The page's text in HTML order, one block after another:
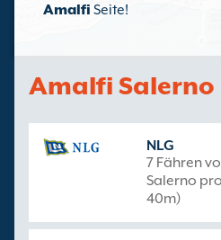
Amalfi Seite!
Amalfi Salerno
NLG
7 Fähren
Salerno
40m)